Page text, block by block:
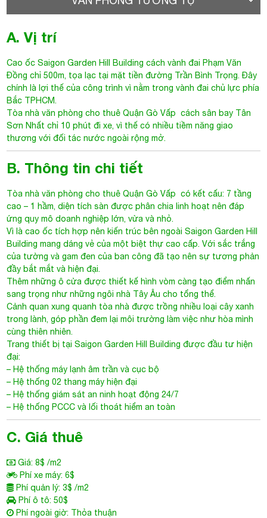
A. Vị trí
Cao ốcSaigon Garden Hill Buildingcách vành đai Phạm Văn
Đồng chỉ 500m, tọa lạc tại mặt tiền đường Trần Bình Trọng. Đây
chính là lợi thế của công trình vì nằm trong vành đai chủ lực phía
Bắc TPHCM.
Tòa nhà văn phòng cho thuê Quận Gò Vấp cách sân bay Tân
Sơn Nhất chỉ 10 phút đi xe, vì thế có nhiều tiềm năng giao
thương với đối tác nước ngoài rộng mở.
B. Thông tin chi tiết
Tòa nhà văn phòng cho thuê Quận Gò Vấp có kết cấu: 7 tầng
cao – 1 hầm, diện tích sàn được phân chia linh hoạt nên đáp
ứng quy mô doanh nghiệp lớn, vừa và nhỏ.
Vì là cao ốc tích hợp nên kiến trúc bên ngoàiSaigon Garden Hill
Buildingmang dáng vẻ của một biệt thự cao cấp. Với sắc trắng
của tường và gam đen của ban công đã tạo nên sự tương phản
đầy bắt mắt và hiện đại.
Thêm những ô cửa được thiết kế hình vòm càng tạo điểm nhấn
sang trọng như những ngôi nhà Tây Âu cho tổng thể.
Cảnh quan xung quanh tòa nhà được trồng nhiều loại cây xanh
trong lành, góp phần đem lại môi trường làm việc như hòa mình
cùng thiên nhiên.
Trang thiết bị tại Saigon Garden Hill Building được đầu tư hiện
đại:
– Hệ thống máy lạnh âm trần và cục bộ
– Hệ thống 02 thang máy hiện đại
– Hệ thống giám sát an ninh hoạt động 24/7
– Hệ thống PCCC và lối thoát hiểm an toàn
C. Giá thuê
Giá: 8$ /m2
Phí xe máy: 6$
Phí quản lý: 3$ /m2
Phí ô tô: 50$
Phí ngoài giờ: Thỏa thuận